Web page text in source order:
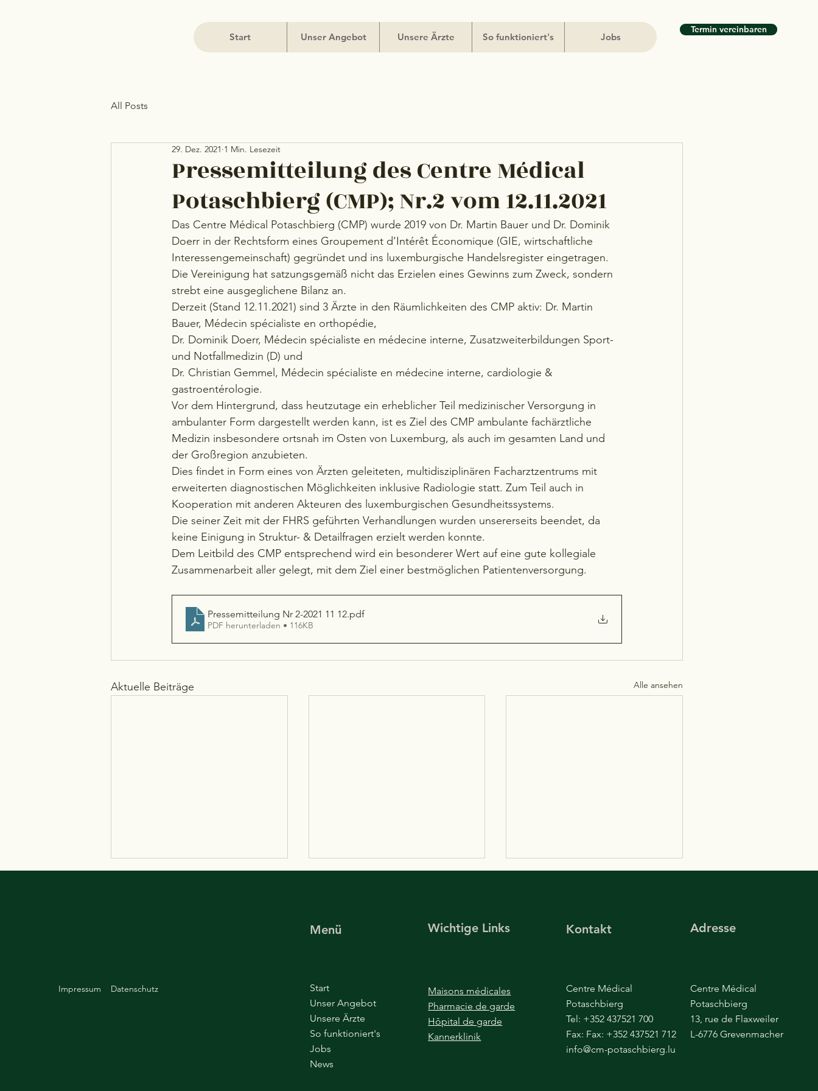
Start Unser Angebot Unsere Ärzte So funktioniert's Jobs
Termin vereinbaren
All Posts
Pressemitteilung des Centre Médical
Potaschbierg (CMP); Nr.2 vom 12.11.2021
29. Dez. 2021 1 Min. Lesezeit
Das Centre Médical Potaschbierg (CMP) wurde 2019 von Dr. Martin Bauer und Dr. Dominik
Doerr in der Rechtsform eines Groupement d’Intérêt Économique (GIE, wirtschaftliche
Interessengemeinschaft) gegründet und ins luxemburgische Handelsregister eingetragen.
Die Vereinigung hat satzungsgemäß nicht das Erzielen eines Gewinns zum Zweck, sondern
strebt eine ausgeglichene Bilanz an.
Derzeit (Stand 12.11.2021) sind 3 Ärzte in den Räumlichkeiten des CMP aktiv: Dr. Martin
Bauer, Médecin spécialiste en orthopédie,
Dr. Dominik Doerr, Médecin spécialiste en médecine interne, Zusatzweiterbildungen Sport-
und Notfallmedizin (D) und
Dr. Christian Gemmel, Médecin spécialiste en médecine interne, cardiologie &
gastroentérologie.
Vor dem Hintergrund, dass heutzutage ein erheblicher Teil medizinischer Versorgung in
ambulanter Form dargestellt werden kann, ist es Ziel des CMP ambulante fachärztliche
Medizin insbesondere ortsnah im Osten von Luxemburg, als auch im gesamten Land und
der Großregion anzubieten.
Dies findet in Form eines von Ärzten geleiteten, multidisziplinären Facharztzentrums mit
erweiterten diagnostischen Möglichkeiten inklusive Radiologie statt. Zum Teil auch in
Kooperation mit anderen Akteuren des luxemburgischen Gesundheitssystems.
Die seiner Zeit mit der FHRS geführten Verhandlungen wurden unsererseits beendet, da
keine Einigung in Struktur- & Detailfragen erzielt werden konnte.
Dem Leitbild des CMP entsprechend wird ein besonderer Wert auf eine gute kollegiale
Zusammenarbeit aller gelegt, mit dem Ziel einer bestmöglichen Patientenversorgung.
Pressemitteilung Nr 2-2021 11 12.pdf
PDF herunterladen • 116KB
Aktuelle Beiträge Alle ansehen
Das Centre médical Potaschbierg
stellt hiermit klar, dass am
‘cabinet d’imagerie’ ...
Potaschbierg’ ass mam
Impressum Datenschutz
Menü
Start
Unser Angebot
Unsere Ärzte
So funktioniert's
Jobs
News
Wichtige Links
Maisons médicales
Pharmacie de garde
Hôpital de garde
Kannerklinik
Kontakt Adresse
Centre Médical
Potaschbierg
Tel: +352 437521 700
Fax: Fax: +352 437521 712
info@cm-potaschbierg.lu
Centre Médical
Potaschbierg
13, rue de Flaxweiler
L-6776 Grevenmacher